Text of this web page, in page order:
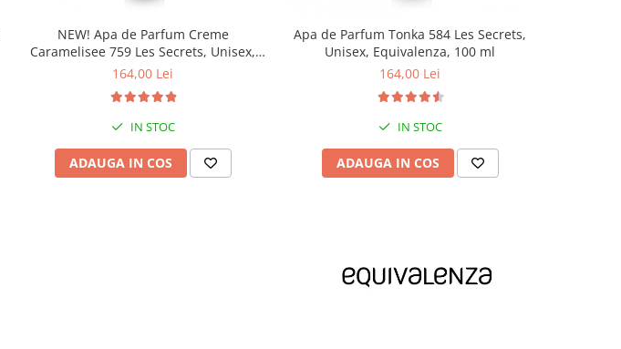
NEW! Apa de Parfum Creme
Caramelisee 759 Les Secrets, Unisex,
100 ml, Equivalenza
164,00 Lei
IN STOC
ADAUGA IN COS
Apa de Parfum Tonka 584 Les Secrets,
Unisex, Equivalenza, 100 ml
164,00 Lei
IN STOC
ADAUGA IN COS